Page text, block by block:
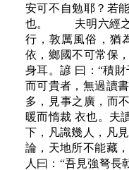
安可不自勉耶？若
也。 夫明六經之
行，敦厲風俗，猶
依，鄉國不可常保
身耳。諺 曰：“積
而可貴者，無過讀
多，見事之廣，而
暖而惰裁 衣也。夫
下，凡識幾人，凡
論，天地所不能
人曰：“吾見強弩長